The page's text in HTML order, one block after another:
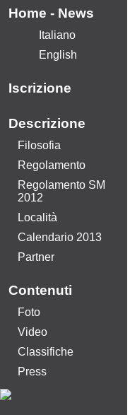
Home - News
Italiano
English
Iscrizione
Descrizione
Filosofia
Regolamento
Regolamento SM
2012
Località
Calendario 2013
Partner
Contenuti
Foto
Video
Classifiche
Press